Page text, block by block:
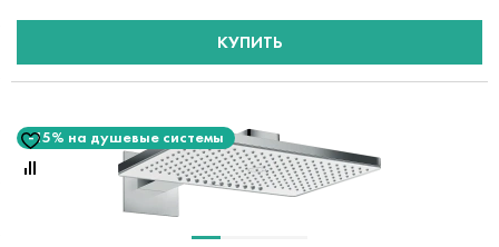
КУПИТЬ
-15% на душевые системы